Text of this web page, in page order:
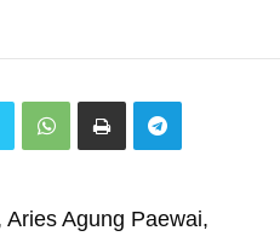
Agung Paewai,